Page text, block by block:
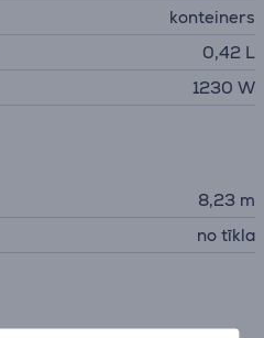
konteiners
0,42 L
1230 W
8,23 m
no tīkla